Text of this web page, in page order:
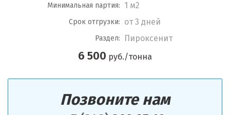
Минимальная партия: 1 м2
Срок отгрузки: от 3 дней
Раздел: Пироксенит
6 500 руб./тонна
Позвоните нам